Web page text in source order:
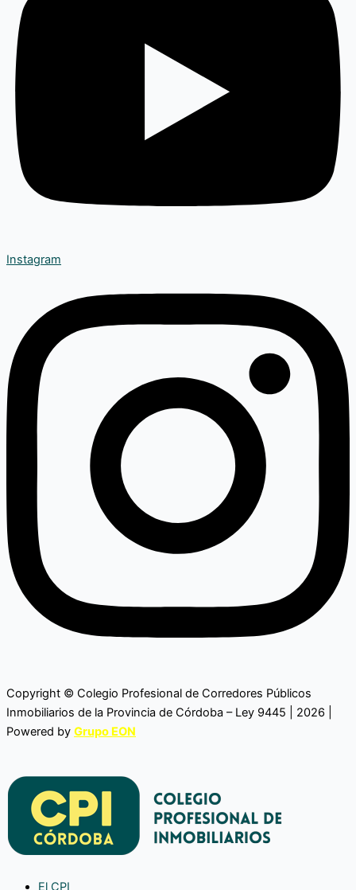
Instagram
Copyright © Colegio Profesional de Corredores Públicos
Inmobiliarios de la Provincia de Córdoba – Ley 9445 | 2026 |
Powered by Grupo EON
El CPI